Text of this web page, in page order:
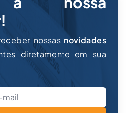
nossas novidades
diretamente em sua